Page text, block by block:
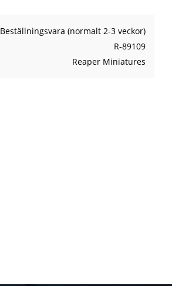
Beställningsvara (normalt 2-3 veckor)
R-89109
Reaper Miniatures